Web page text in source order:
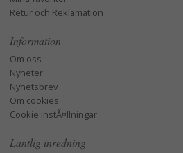
Retur och Reklamation
Information
Om oss
Nyheter
Nyhetsbrev
Om cookies
Cookie instÃ¤llningar
Lantlig inredning